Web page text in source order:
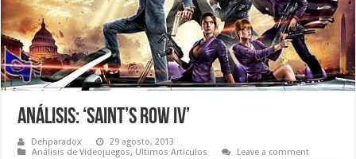
Análisis: ‘Saint’s Row IV’
Dehparadox
29 agosto, 2013
Análisis de Videojuegos, Ultimos Articulos Leave a comment